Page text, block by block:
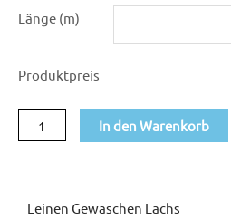
Länge (m)
Produktpreis
gewaschen
Menge
In den Warenkorb
Leinen Gewaschen Lachs